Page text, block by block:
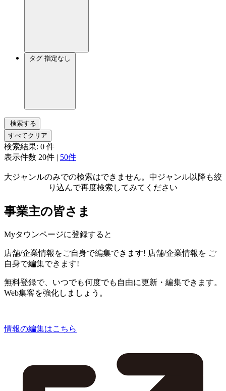
タグ 指定なし
検索する
すべてクリア
検索結果: 0 件
表示件数 20件 | 50件
大ジャンルのみでの検索はできません。中ジャンル以降も絞
り込んで再度検索してみてください
事業主の皆さま
Myタウンページに登録すると
店舗/企業情報をご自身で編集できます! 店舗/企業情報を ご
自身で編集できます!
無料登録で、いつでも何度でも自由に更新・編集できます。
Web集客を強化しましょう。
情報の編集はこちら